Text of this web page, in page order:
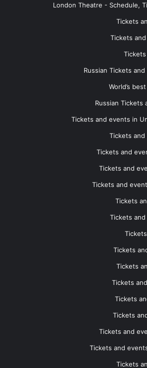
London Theatre - Schedule,
Tickets
Tickets
Russian Tickets
World’s
Russian Tickets
Tickets and events in
Tickets and
Tickets and
Tickets and
Tickets and
Tickets
Tickets
Tickets
Tickets
Tickets
Tickets
Tickets
Tickets and
Tickets and
Tickets